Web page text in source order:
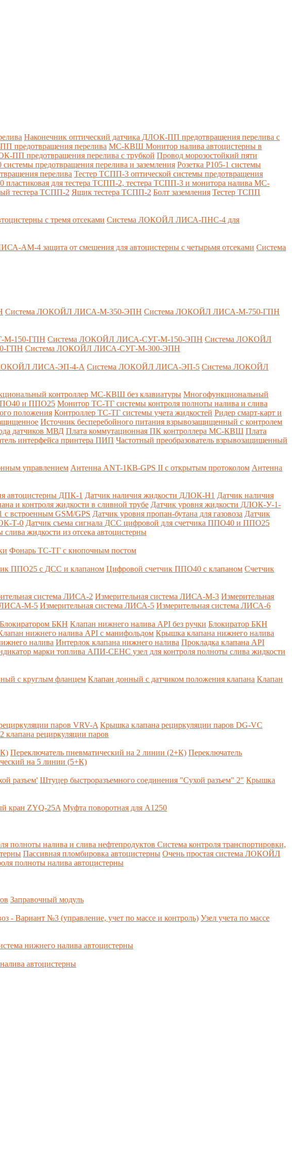
Наконечник оптический датчика ДЛОК-ПП предотвращения перелива с
предотвращения перелива МС-КВШ Монитор налива автоцистерны в
ПП предотвращения перелива с трубкой Провод морозостойкий пяти
системы предотвращения перелива и заземления Розетка Р105-1 системы
перелива Тестер ТСПП-3 оптической системы предотвращения
пластиковая для тестера ТСПП-2, тестера ТСПП-3 и монитора налива МС-
тестера ТСПП-2 Ящик тестера ТСПП-2 Болт заземления Тестер ТСПП
с тремя отсеками Система ЛОКОЙЛ ЛИСА-ПНС-4 для
AM-4 защита от смешения для автоцистерны с четырьмя отсеками Система
Система ЛОКОЙЛ ЛИСА-М-350-ЭПН Система ЛОКОЙЛ ЛИСА-М-750-ГПН
М-150-ГПН Система ЛОКОЙЛ ЛИСА-СУГ-М-150-ЭПН Система ЛОКОЙЛ
ГПН Система ЛОКОЙЛ ЛИСА-СУГ-М-300-ЭПН
ЛИСА-ЭП-4-А Система ЛОКОЙЛ ЛИСА-ЭП-5 Система ЛОКОЙЛ
контроллер МС-КВШ без клавиатуры Многофункциональный
и ППО25 Монитор ТС-ТГ системы контроля полноты налива и слива
положения Контроллер ТС-ТГ системы учета жидкостей Ридер смарт-карт и
Источник бесперебойного питания взрывозащищенный с контролем
датчиков МВД Плата коммутационная ПК контроллера МС-КВШ Плата
интерфейса принтера ПИП Частотный преобразователь взрывозащищенный
управлением Антенна ANT-1КВ-GPS II с открытым протоколом Антенна
автоцистерны ДПК-1 Датчик наличия жидкости ДЛОК-Н1 Датчик наличия
и контроля жидкости в сливной трубе Датчик уровня жидкости ДЛОК-У-1-
встроенным GSM/GPS Датчик уровня пропан-бутана для газовоза Датчик
Т-0 Датчик съема сигнала ДСС цифровой для счетчика ППО40 и ППО25
жидкости из отсека автоцистерны
Фонарь ТС-ТГ с кнопочным постом
ППО25 с ДСС и клапаном Цифровой счетчик ППО40 с клапаном Счетчик
система ЛИСА-2 Измерительная система ЛИСА-М-3 Измерительная
ЛИСА-М-5 Измерительная система ЛИСА-5 Измерительная система ЛИСА-6
БКН Клапан нижнего налива API без ручки Блокиратор БКН
нижнего налива API с манифольдом Крышка клапана нижнего налива
налива Интерлок клапана нижнего налива Прокладка клапана API
марки топлива АПИ-СЕНС узел для контроля полноты слива жидкости
с круглым фланцем Клапан донный с датчиком положения клапана Клапан
паров VRV-A Крышка клапана рециркуляции паров DG-VC
клапана рециркуляции паров
Переключатель пневматический на 2 линии (2+К) Переключатель
на 5 линии (5+К)
разъем' Штуцер быстроразъемного соединения "Сухой разъем" 2" Крышка
кран ZYQ-25A Муфта поворотная для А1250
полноты налива и слива нефтепродуктов Система контроля транспортировки,
Пассивная пломбировка автоцистерны Очень простая система ЛОКОЙЛ
полноты налива автоцистерны
Заправочный модуль
- Вариант №3 (управление, учет по массе и контроль) Узел учета по массе
нижнего налива автоцистерны
автоцистерны